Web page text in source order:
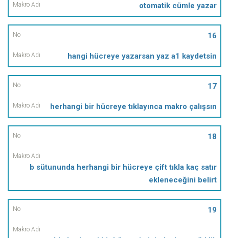
otomatik cümle yazar
16
hangi hücreye yazarsan yaz a1 kaydetsin
17
herhangi bir hücreye tıklayınca makro çalışsın
18
b sütununda herhangi bir hücreye çift tıkla kaç satır
ekleneceğini belirt
19